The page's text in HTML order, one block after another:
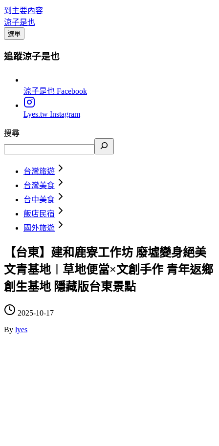
到主要內容
涼子是也
選單
追蹤涼子是也
涼子是也 Facebook
Lyes.tw Instagram
搜尋
台灣旅遊
台灣美食
台中美食
飯店民宿
國外旅遊
【台東】建和鹿寮工作坊 廢墟變身絕美
文青基地︱草地便當×文創手作 青年返鄉
創生基地 隱藏版台東景點
2025-10-17
By lyes